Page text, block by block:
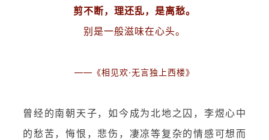
剪不断，理还乱，是离愁。
别是一般滋味在心头。
——《相见欢·无言独上西楼》
曾经的南朝天子，如今成为北地之囚，李煜心中
的愁苦，悔恨，悲伤，凄凉等复杂的情感可想而